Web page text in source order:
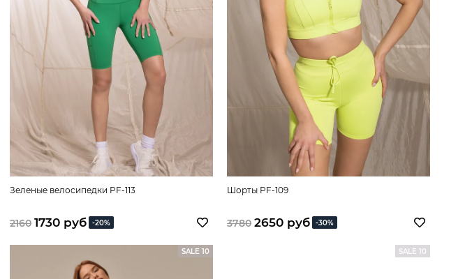
Зеленые велосипедки PF-113
2160 1730 руб -20%
Шорты PF-109
3780 2650 руб -30%
SALE 10 SALE 10